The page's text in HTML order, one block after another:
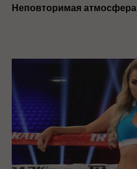
Неповторимая атмосфера